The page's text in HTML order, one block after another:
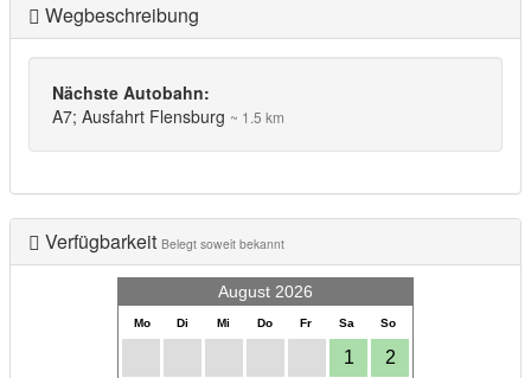
Wegbeschreibung
Nächste Autobahn:
A7; Ausfahrt Flensburg ~ 1.5 km
Verfügbarkeit Belegt soweit bekannt
August 2026
Mo Di Mi Do Fr Sa So
1 2